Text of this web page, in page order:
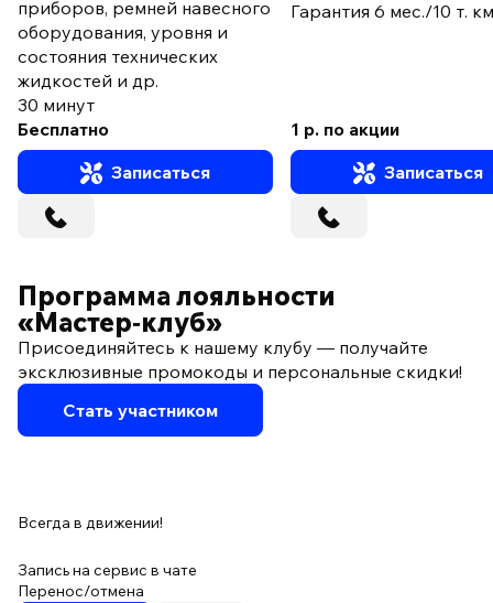
приборов, ремней навесного
оборудования, уровня и
состояния технических
жидкостей и др.
30 минут
Бесплатно
Записаться
Гарантия 6 мес./10 т.
1 р. по акции
Записаться
Программа лояльности
«Мастер‑клуб»
Присоединяйтесь к нашему клубу — получайте
эксклюзивные промокоды и персональные скидки!
Стать участником
Всегда в движении!
Запись на сервис в чате
Перенос/отмена